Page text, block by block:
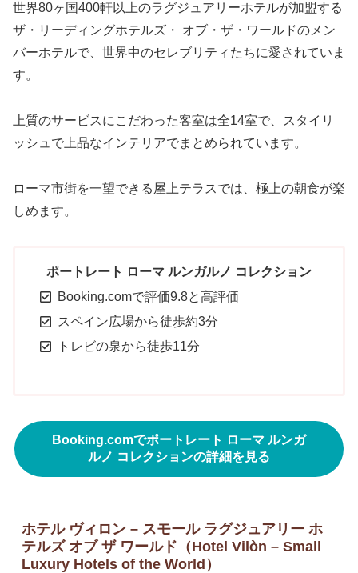
世界80ヶ国400軒以上のラグジュアリーホテルが加盟する
ザ・リーディングホテルズ・ オブ・ザ・ワールドのメン
バーホテルで、世界中のセレブリティたちに愛されていま
す。
上質のサービスにこだわった客室は全14室で、スタイリ
ッシュで上品なインテリアでまとめられています。
ローマ市街を一望できる屋上テラスでは、極上の朝食が楽
しめます。
ポートレート ローマ ルンガルノ コレクション
Booking.comで評価9.8と高評価
スペイン広場から徒歩約3分
トレビの泉から徒歩11分
Booking.comでポートレート ローマ ルンガ
ルノ コレクションの詳細を見る
ホテル ヴィロン – スモール ラグジュアリー ホ
テルズ オブ ザ ワールド（Hotel Vilòn – Small
Luxury Hotels of the World）